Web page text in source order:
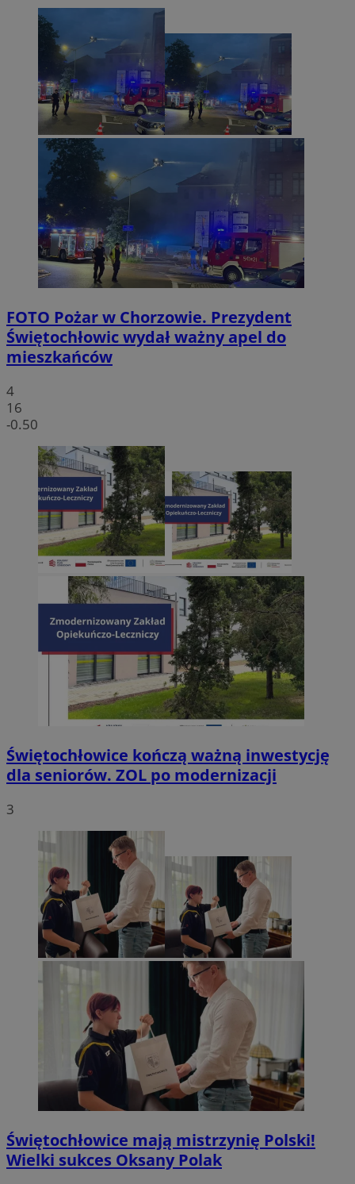
FOTO Pożar w Chorzowie. Prezydent
Świętochłowic wydał ważny apel do
mieszkańców
4
16
-0.50
Świętochłowice kończą ważną inwestycję
dla seniorów. ZOL po modernizacji
3
Świętochłowice mają mistrzynię Polski!
Wielki sukces Oksany Polak